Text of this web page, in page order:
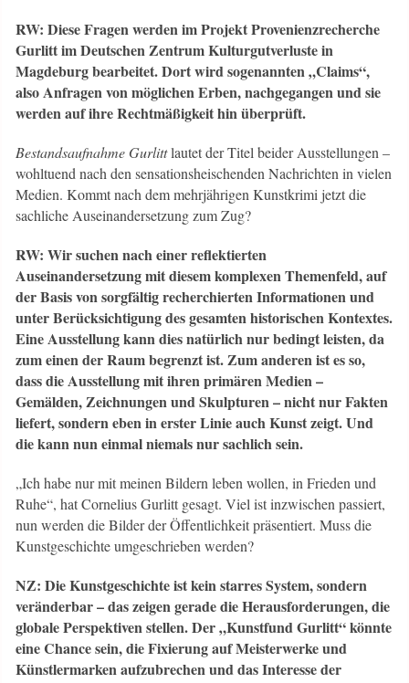
RW: Diese Fragen werden im Projekt Provenienzrecherche
Gurlitt im Deutschen Zentrum Kulturgutverluste in
Magdeburg bearbeitet. Dort wird sogenannten „Claims“,
also Anfragen von möglichen Erben, nachgegangen und sie
werden auf ihre Rechtmäßigkeit hin überprüft.
Bestandsaufnahme Gurlittlautet der Titel beider Ausstellungen –
wohltuend nach den sensationsheischenden Nachrichten in vielen
Medien. Kommt nach dem mehrjährigen Kunstkrimi jetzt die
sachliche Auseinandersetzung zum Zug?
RW: Wir suchen nach einer reflektierten
Auseinandersetzung mit diesem komplexen Themenfeld, auf
der Basis von sorgfältig recherchierten Informationen und
unter Berücksichtigung des gesamten historischen Kontextes.
Eine Ausstellung kann dies natürlich nur bedingt leisten, da
zum einen der Raum begrenzt ist. Zum anderen ist es so,
dass die Ausstellung mit ihren primären Medien –
Gemälden, Zeichnungen und Skulpturen – nicht nur Fakten
liefert, sondern eben in erster Linie auch Kunst zeigt. Und
die kann nun einmal niemals nur sachlich sein.
„Ich habe nur mit meinen Bildern leben wollen, in Frieden und
Ruhe“, hat Cornelius Gurlitt gesagt. Viel ist inzwischen passiert,
nun werden die Bilder der Öffentlichkeit präsentiert. Muss die
Kunstgeschichte umgeschrieben werden?
NZ: Die Kunstgeschichte ist kein starres System, sondern
veränderbar – das zeigen gerade die Herausforderungen, die
globale Perspektiven stellen. Der „Kunstfund Gurlitt“ könnte
eine Chance sein, die Fixierung auf Meisterwerke und
Künstlermarken aufzubrechen und das Interesse der